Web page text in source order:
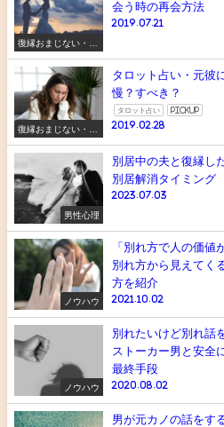
復縁おまじない・ス
ピリチュアル
会う時の再会方法
2019.07.21
復縁おまじない・ス
ピリチュアル
タロット占い・元彼
慢？すべき？
タロット占い pickup
2019.02.28
男性心理
別居中の夫と復縁し
別居解消タイミング
2023.07.03
ノウハウ
「別れ方で人の価値
別れ方から見えてく
方を紹介
2021.10.02
ノウハウ
別れたいけど別れ話
ストーカー男と安全
最終手段
2020.08.02
男が元カノの話をす